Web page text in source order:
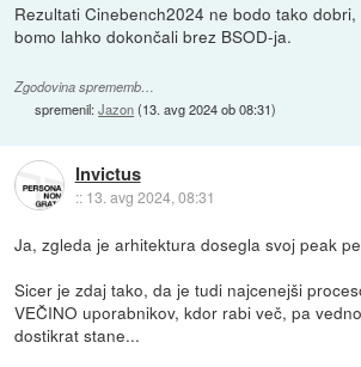
Rezultati Cinebench2024 ne bodo tako
bomo lahko dokončali brez BSOD-ja.
Zgodovina sprememb…
spremenil:Jazon(13. avg 2024 ob 08:31)
Invictus
:: 13. avg 2024, 08:31
Ja, zgleda je arhitektura dosegla svoj peak
Sicer je zdaj tako, da je tudi najcenejši
VEČINO uporabnikov, kdor rabi več, pa
dostikrat stane...